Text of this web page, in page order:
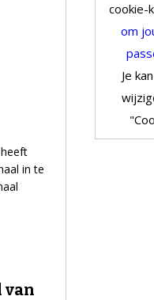
in te
van
cookie-
om
Je